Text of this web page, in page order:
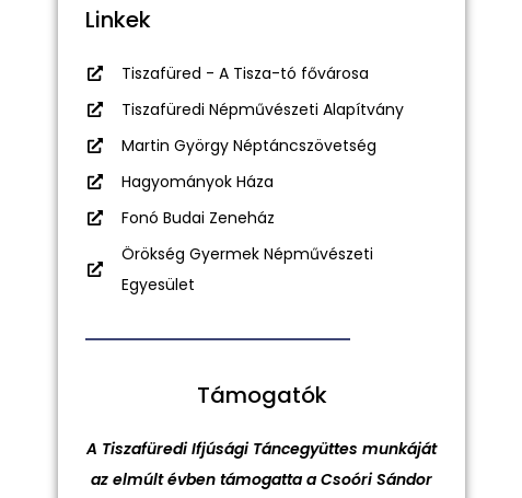
Linkek
Tiszafüred - A Tisza-tó fővárosa
Tiszafüredi Népművészeti Alapítvány
Martin György Néptáncszövetség
Hagyományok Háza
Fonó Budai Zeneház
Örökség Gyermek Népművészeti
Egyesület
Támogatók
A Tiszafüredi Ifjúsági Táncegyüttes munkáját
az elmúlt évben támogatta a Csoóri Sándor